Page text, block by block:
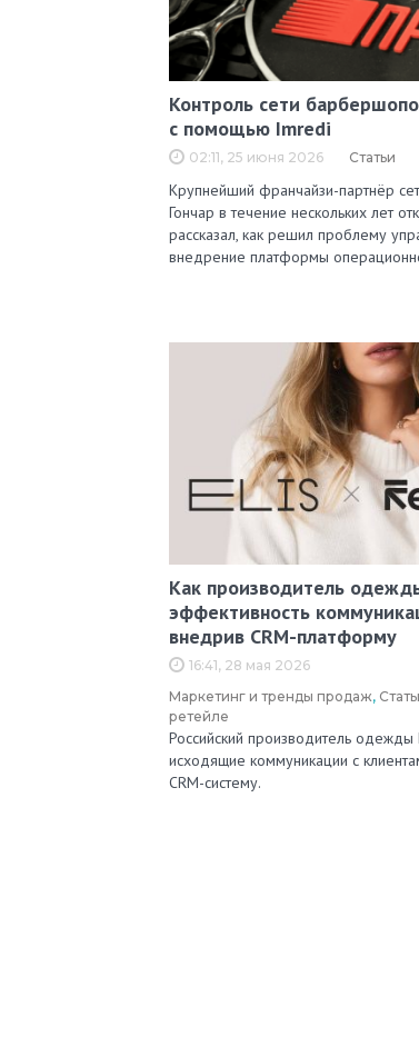
Контроль сети
с помощью Imredi
02:11, 25 июня 2026 Статьи
Крупнейший франчайзи-партнёр
Гончар в течение нескольких лет
рассказал, как решил проблему
внедрение платформы
Как производитель
эффективность
внедрив CRM-платформу
16:41, 28 мая 2026
Маркетинг и тренды продаж,
ретейле
Российский производитель одежды
исходящие коммуникации с
CRM-систему.